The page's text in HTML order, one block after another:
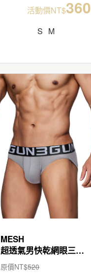
活動價NT$360
S M
MESH
超透氣男快乾網眼三角褲
原價NT$520